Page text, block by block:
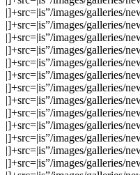
|]+src=|is”/images/galleries/
|]+src=|is”/images/galleries/
|]+src=|is”/images/galleries/
|]+src=|is”/images/galleries/
|]+src=|is”/images/galleries/
|]+src=|is”/images/galleries/
|]+src=|is”/images/galleries/
|]+src=|is”/images/galleries/
|]+src=|is”/images/galleries/
|]+src=|is”/images/galleries/
|]+src=|is”/images/galleries/
|]+src=|is”/images/galleries/
|]+src=|is”/images/galleries/